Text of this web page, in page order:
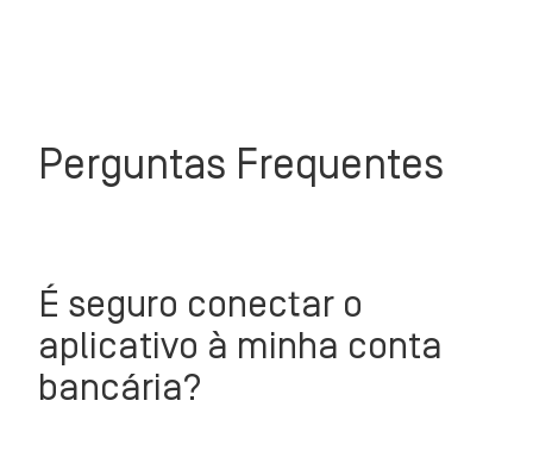
Perguntas Frequentes
É seguro conectar o
aplicativo à minha conta
bancária?